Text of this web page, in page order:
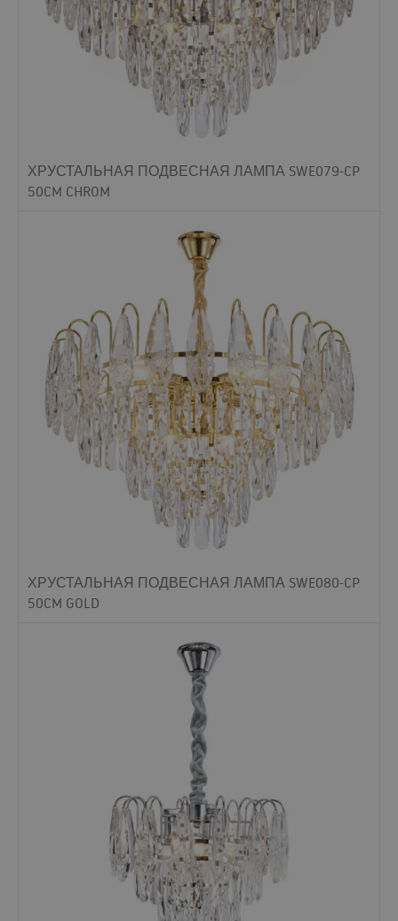
ХРУСТАЛЬНАЯ ПОДВЕСНАЯ ЛАМПА SWE079-CP
50CM CHROM
ХРУСТАЛЬНАЯ ПОДВЕСНАЯ ЛАМПА SWE080-CP
50CM GOLD